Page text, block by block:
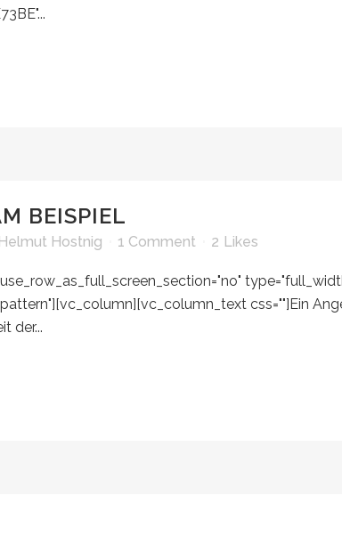
BEISPIEL
Helmut Hostnig 1 Comment 2 Likes
css=""]Ein
der...